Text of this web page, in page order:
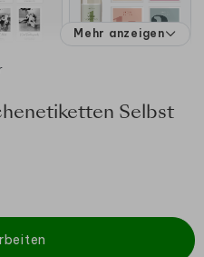
Mehr anzeigen
Selbst